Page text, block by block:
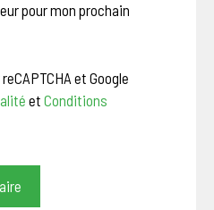
pour mon prochain
et Google
et Conditions